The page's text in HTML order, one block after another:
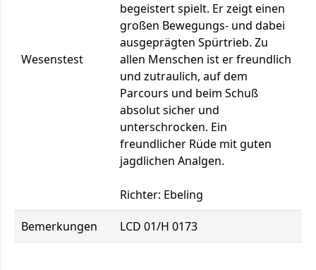
Wesenstest
begeistert spielt. Er zeigt einen
großen Bewegungs- und dabei
ausgeprägten Spürtrieb. Zu
allen Menschen ist er freundlich
und zutraulich, auf dem
Parcours und beim Schuß
absolut sicher und
unterschrocken. Ein
freundlicher Rüde mit guten
jagdlichen Analgen.
Richter: Ebeling
Bemerkungen LCD 01/H 0173